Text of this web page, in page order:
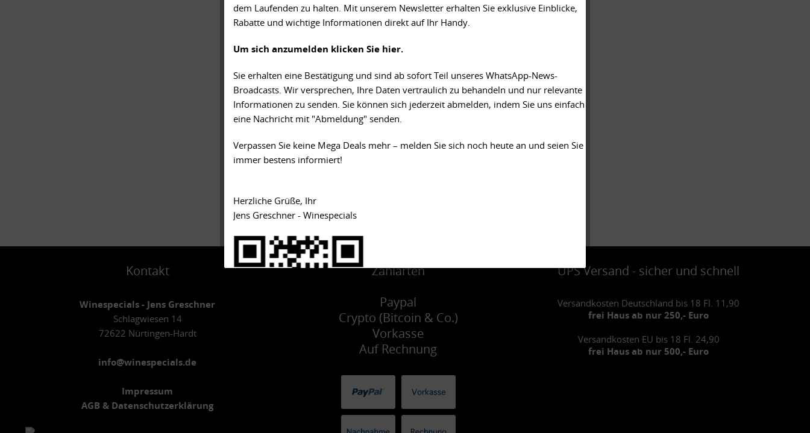
Kontakt
Winespecials - Jens Greschner
Schlagwiesen 14
72622 Nürtingen-Hardt
info@winespecials.de
Impressum
AGB & Datenschutzerklärung
Zahlarten
Paypal
Crypto (Bitcoin & Co.)
Vorkasse
Auf Rechnung
UPS Versand - sicher und schnell
Versandkosten Deutschland bis 18 Fl. 11,90
frei Haus ab nur 250,- Euro
Versandkosten EU bis 18 Fl. 24,90
frei Haus ab nur 500,- Euro
dem Laufenden zu halten. Mit unserem Newsletter erhalten Sie exklusive Einblicke,
Rabatte und wichtige Informationen direkt auf Ihr Handy.
Um sich anzumelden klicken Sie hier.
Sie erhalten eine Bestätigung und sind ab sofort Teil unseres WhatsApp-News-
Broadcasts. Wir versprechen, Ihre Daten vertraulich zu behandeln und nur relevante
Informationen zu senden. Sie können sich jederzeit abmelden, indem Sie uns einfach
eine Nachricht mit "Abmeldung" senden.
Verpassen Sie keine Mega Deals mehr – melden Sie sich noch heute an und seien Sie
immer bestens informiert!
Herzliche Grüße, Ihr
Jens Greschner - Winespecials